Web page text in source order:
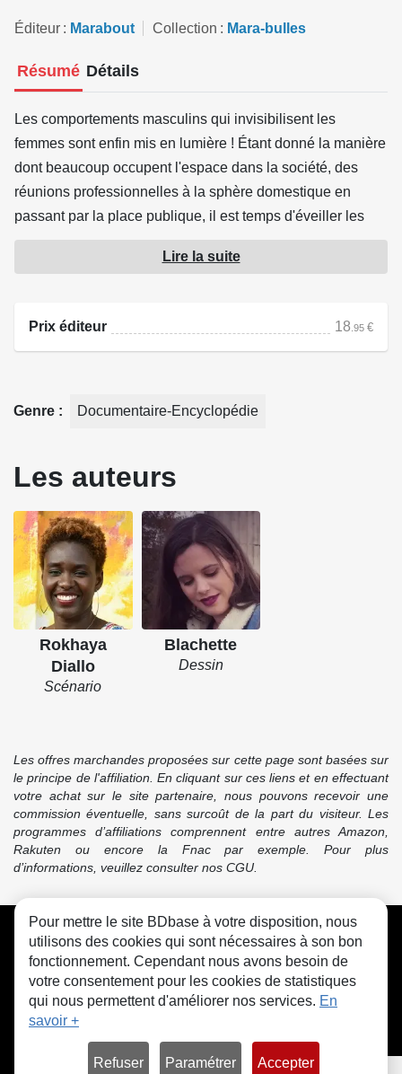
Éditeur Marabout Collection Mara-bulles
Résumé Détails
Les comportements masculins qui invisibilisent les
femmes sont enfin mis en lumière ! Étant donné la manière
dont beaucoup occupent l'espace dans la société, des
réunions professionnelles à la sphère domestique en
passant par la place publique, il est temps d'éveiller les
consciences.
Cet album donne aux femmes des clés pour qu'elles
les concepts de mansplaining, de manterrupting et de
Lire la suite
Prix éditeur 18 .95 €
Genre Documentaire-Encyclopédie
Les auteurs
Rokhaya
Diallo
Scénario
Blachette
Dessin
Les offres marchandes proposées sur cette page sont basées sur
le principe de l'affiliation. En cliquant sur ces liens et en effectuant
votre achat sur le site partenaire, nous pouvons recevoir une
commission éventuelle, sans surcoût de la part du visiteur. Les
programmes d’affiliations comprennent entre autres Amazon,
Rakuten ou encore la Fnac par exemple. Pour plus
d’informations, veuillez consulter nos CGU.
CGU FAQ Contact Cookies
Pour mettre le site BDbase à votre disposition, nous
utilisons des cookies qui sont nécessaires à son bon
fonctionnement. Cependant nous avons besoin de
votre consentement pour les cookies de statistiques
qui nous permettent d'améliorer nos services. En
savoir +
Refuser Paramétrer Accepter